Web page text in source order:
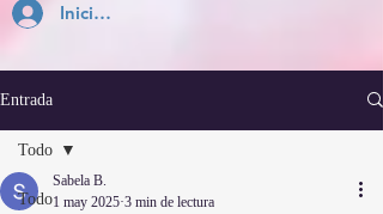
Inicia Sesión
Entrada
Todo
Todo
Sabela B.
1 may 2025 3 min de lectura